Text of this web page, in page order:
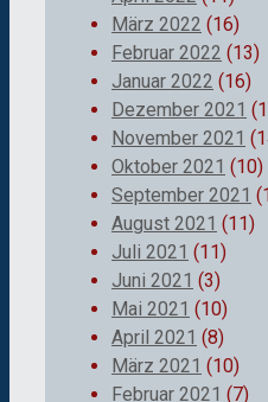
März 2022 (16)
Februar 2022 (13)
Januar 2022 (16)
Dezember 2021
November 2021
Oktober 2021 (10)
September 2021
August 2021 (11)
Juli 2021 (11)
Juni 2021 (3)
Mai 2021 (10)
April 2021 (8)
März 2021 (10)
Februar 2021 (7)